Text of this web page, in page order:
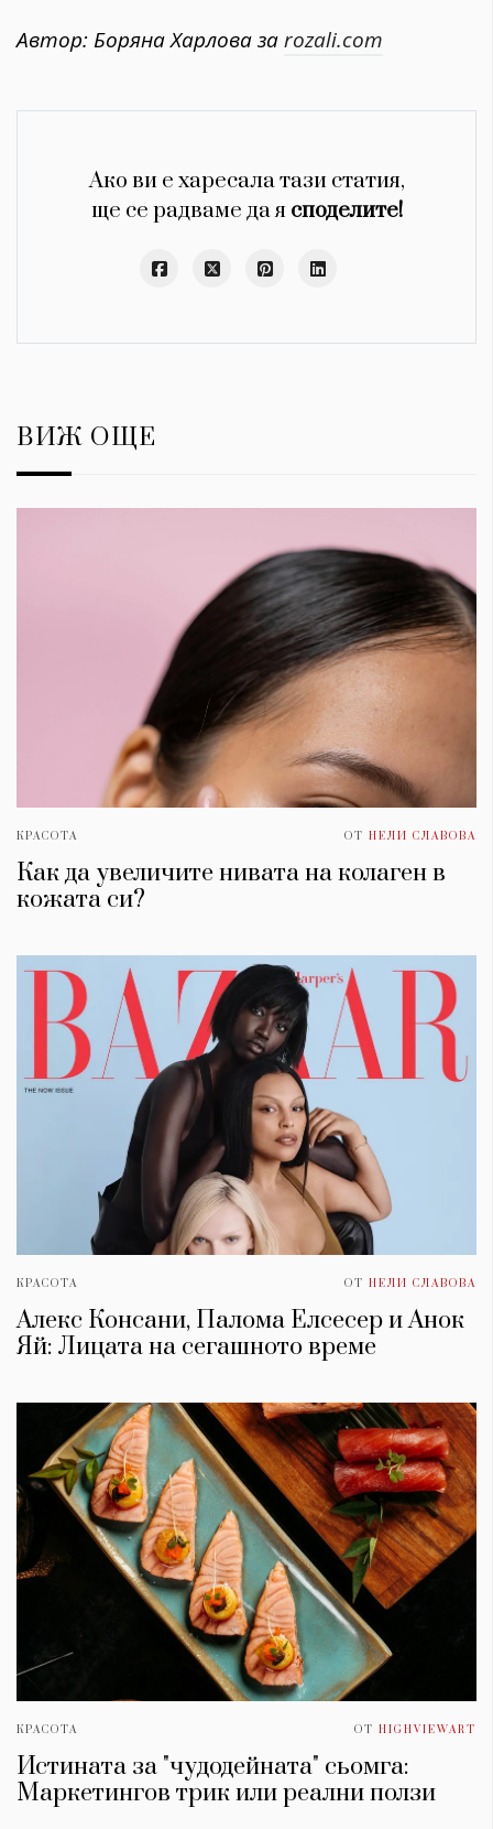
Автор: Боряна Харлова заrozali.com
Ако ви е харесала тази статия,
ще се радваме да я споделите!
ВИЖ ОЩЕ
КРАСОТА ОТ НЕЛИ СЛАВОВА
Как да увеличите нивата на колаген в
кожата си?
КРАСОТА ОТ НЕЛИ СЛАВОВА
Алекс Консани, Палома Елсесер и Анок
Яй: Лицата на сегашното време
КРАСОТА ОТ HIGHVIEWART
Истината за "чудодейната" сьомга:
Маркетингов трик или реални ползи